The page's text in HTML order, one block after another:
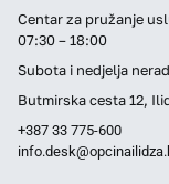
Centar za pružanje
07:30 – 18:00
Subota i nedjelja
Butmirska cesta 12,
+387 33 775-600